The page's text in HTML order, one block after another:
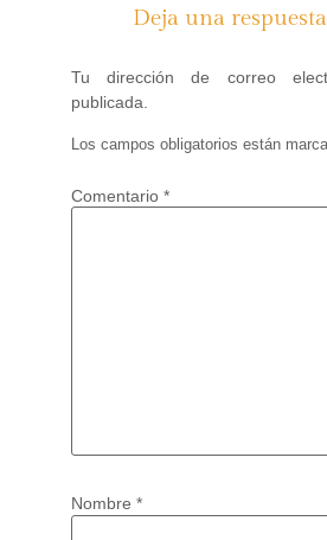
Deja una respuesta
Tu dirección de correo
publicada.
Los campos obligatorios están
Comentario *
Nombre *